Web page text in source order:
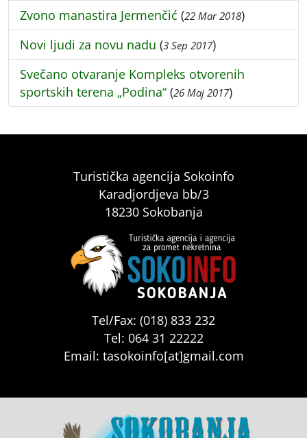
Zvono manastira Jermenčić (22 Mar 2018)
Novi ljudi za novu nadu (3 Sep 2017)
Svečano otvaranje Kompleks otvorenih
sportskih terena „Podina“ (26 Maj 2017)
Turistička agencija Sokoinfo
Karadjordjeva bb/3
18230 Sokobanja
Tel/Fax: (018) 833 232
Tel: 064 31 22222
Email: tasokoinfo[at]gmail.com